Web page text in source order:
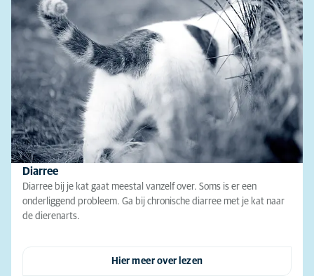
Diarree
Diarree bij je kat gaat meestal vanzelf over. Soms is er een
onderliggend probleem. Ga bij chronische diarree met je kat naar
de dierenarts.
Hier meer over lezen